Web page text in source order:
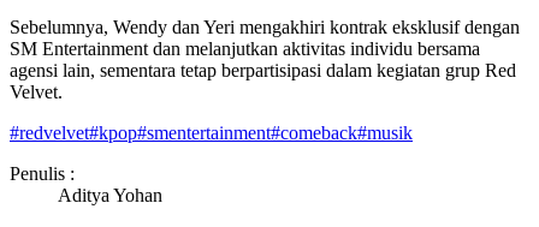
Sebelumnya, Wendy dan Yeri mengakhiri kontrak eksklusif dengan
SM Entertainment dan melanjutkan aktivitas individu bersama
agensi lain, sementara tetap berpartisipasi dalam kegiatan grup Red
Velvet.
#redvelvet#kpop#smentertainment#comeback#musik
Penulis :
Aditya Yohan